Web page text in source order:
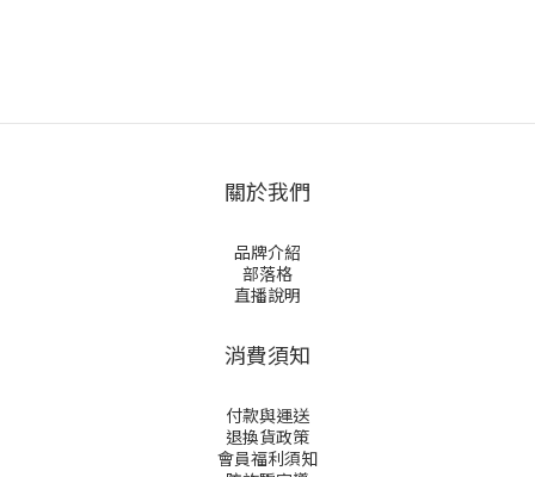
關於我們
品牌介紹
部落格
直播說明
消費須知
付款與運送
退換貨政策
會員福利須知